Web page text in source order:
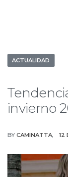
ACTUALIDAD
invierno
BY CAMINATTA 12